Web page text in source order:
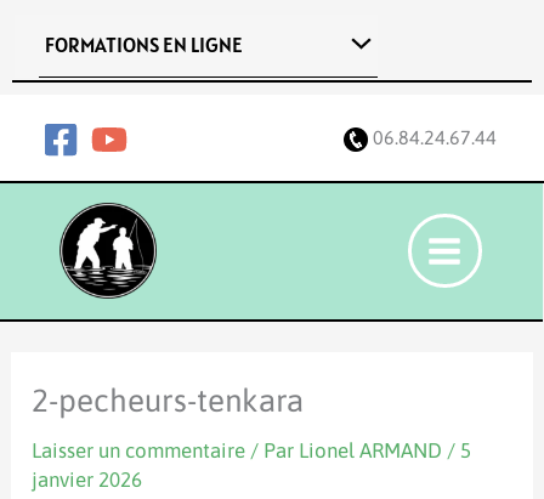
FORMATIONS EN LIGNE
06.84.24.67.44
2-pecheurs-tenkara
Laisser un commentaire / Par Lionel ARMAND / 5
janvier 2026